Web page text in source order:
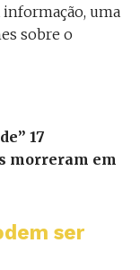
uma
sobre o
17
morreram em
ser